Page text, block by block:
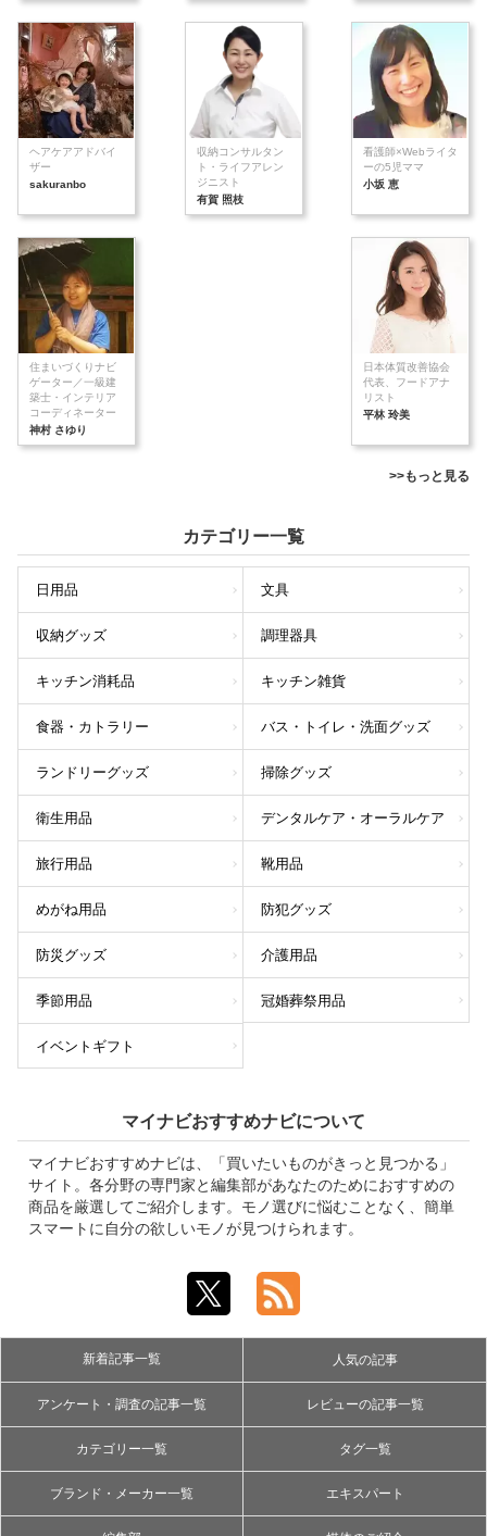
ヘアケアアドバイ
ザー
sakuranbo
収納コンサルタン
ト・ライフアレン
ジニスト
有賀 照枝
看護師×Webライタ
ーの5児ママ
小坂 恵
住まいづくりナビ
ゲーター／一級建
築士・インテリア
コーディネーター
神村 さゆり
日本体質改善協会
代表、フードアナ
リスト
平林 玲美
>>もっと見る
カテゴリー一覧
日用品 文具
収納グッズ 調理器具
キッチン消耗品 キッチン雑貨
食器・カトラリー バス・トイレ・洗面グッズ
ランドリーグッズ 掃除グッズ
衛生用品 デンタルケア・オーラルケア
旅行用品 靴用品
めがね用品 防犯グッズ
防災グッズ 介護用品
季節用品 冠婚葬祭用品
イベントギフト
マイナビおすすめナビについて
マイナビおすすめナビは、「買いたいものがきっと見つかる」
サイト。各分野の専門家と編集部があなたのためにおすすめの
商品を厳選してご紹介します。モノ選びに悩むことなく、簡単
スマートに自分の欲しいモノが見つけられます。
新着記事一覧 人気の記事
アンケート・調査の記事一覧 レビューの記事一覧
カテゴリー一覧 タグ一覧
ブランド・メーカー一覧 エキスパート